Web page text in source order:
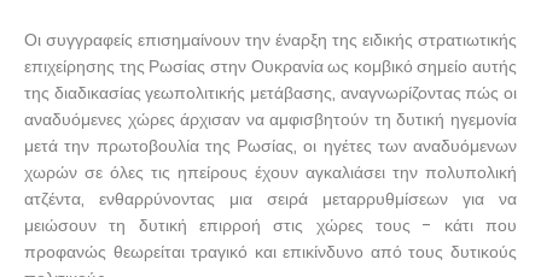
Οι συγγραφείς επισημαίνουν την έναρξη της ειδικής στρατιωτικής
επιχείρησης της Ρωσίας στην Ουκρανία ως κομβικό σημείο αυτής
της διαδικασίας γεωπολιτικής μετάβασης, αναγνωρίζοντας πώς οι
αναδυόμενες χώρες άρχισαν να αμφισβητούν τη δυτική ηγεμονία
μετά την πρωτοβουλία της Ρωσίας, οι ηγέτες των αναδυόμενων
χωρών σε όλες τις ηπείρους έχουν αγκαλιάσει την πολυπολική
ατζέντα, ενθαρρύνοντας μια σειρά μεταρρυθμίσεων για να
μειώσουν τη δυτική επιρροή στις χώρες τους - κάτι που
προφανώς θεωρείται τραγικό και επικίνδυνο από τους δυτικούς